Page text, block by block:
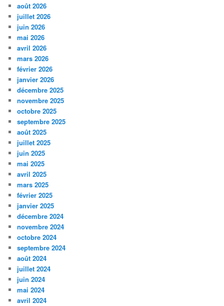
août 2026
juillet 2026
juin 2026
mai 2026
avril 2026
mars 2026
février 2026
janvier 2026
décembre 2025
novembre 2025
octobre 2025
septembre 2025
août 2025
juillet 2025
juin 2025
mai 2025
avril 2025
mars 2025
février 2025
janvier 2025
décembre 2024
novembre 2024
octobre 2024
septembre 2024
août 2024
juillet 2024
juin 2024
mai 2024
avril 2024